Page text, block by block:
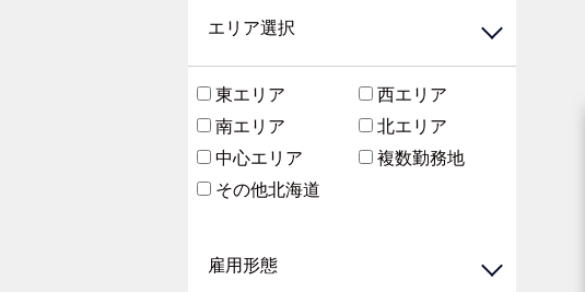
エリア選択
東エリア
西エリア
南エリア
北エリア
中心エリア
複数勤務地
その他北海道
雇用形態